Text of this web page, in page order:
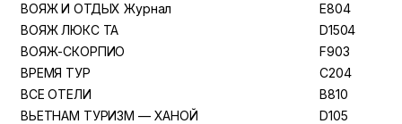
ВОЯЖ И ОТДЫХ Журнал
E804
ВОЯЖ ЛЮКС ТА
D1504
ВОЯЖ-СКОРПИО
F903
ВРЕМЯ ТУР
C204
ВСЕ ОТЕЛИ
B810
ВЬЕТНАМ ТУРИЗМ — ХАНОЙ
D105